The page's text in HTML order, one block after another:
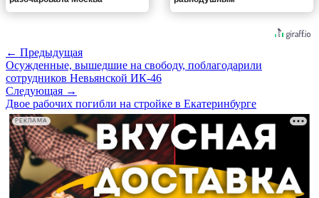
← Предыдущая
Осужденные, вышедшие на свободу, поблагодарили
сотрудников Невьянской ИК-46
Следующая →
Двое рабочих погибли на стройке в Екатеринбурге
РЕКЛАМА